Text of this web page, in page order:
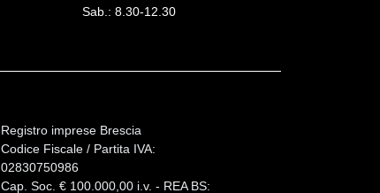
Sab.: 8.30-12.30
Registro imprese Brescia
Codice Fiscale / Partita IVA:
02830750986
Cap. Soc. € 100.000,00 i.v. - REA BS: